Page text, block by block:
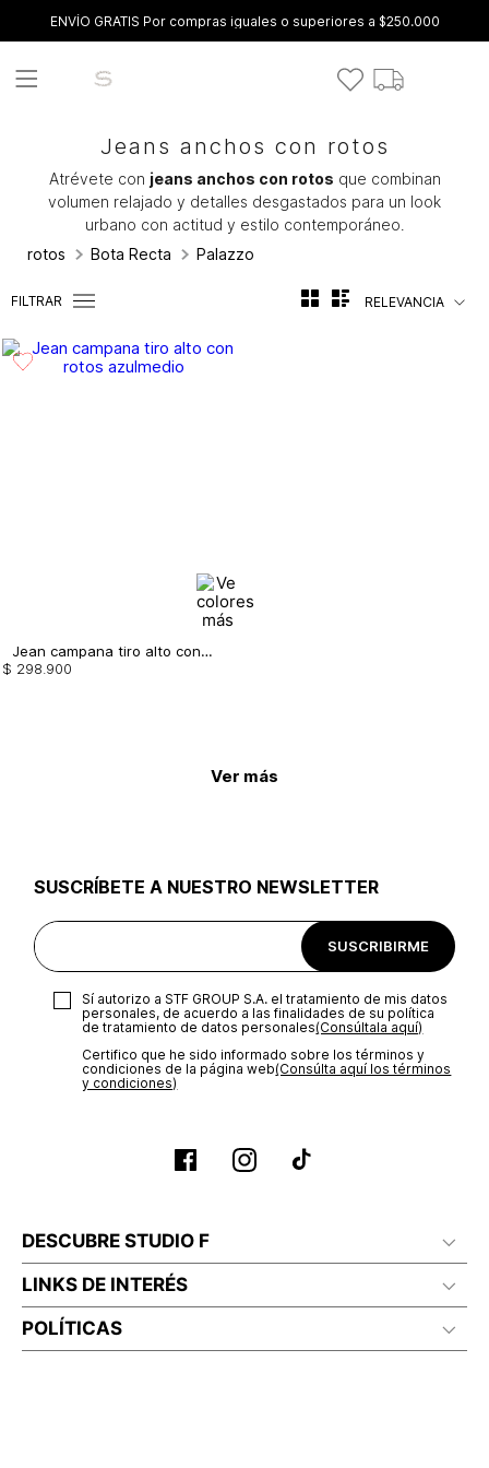
ENVÍO GRATIS Por compras iguales o superiores a $250.000
Jeans anchos con rotos
Atrévete con jeans anchos con rotos que combinan
volumen relajado y detalles desgastados para un look
urbano con actitud y estilo contemporáneo.
rotos
Bota Recta Palazzo
FILTRAR RELEVANCIA
Jean campana tiro alto con rotos
$ 298 900
Ver más
SUSCRÍBETE A NUESTRO NEWSLETTER
SUSCRIBIRME
Sí autorizo a STF GROUP S.A. el tratamiento de mis datos
personales, de acuerdo a las finalidades de su política
de tratamiento de datos personales‎(Consúltala aquí)
Certifico que he sido informado sobre los términos y
condiciones de la página web‎(Consúlta aquí los términos
y condiciones)
DESCUBRE STUDIO F
LINKS DE INTERÉS
POLÍTICAS